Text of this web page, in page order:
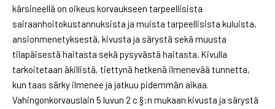
kärsineellä on oikeus korvaukseen tarpeellisista
sairaanhoitokustannuksista ja muista tarpeellisista kuluista,
ansionmenetyksestä, kivusta ja särystä sekä muusta
tilapäisestä haitasta sekä pysyvästä haitasta. Kivulla
tarkoitetaan äkillistä, tiettynä hetkenä ilmenevää tunnetta,
kun taas särky ilmenee ja jatkuu pidemmän aikaa.
Vahingonkorvauslain 5 luvun 2 c §:n mukaan kivusta ja särystä